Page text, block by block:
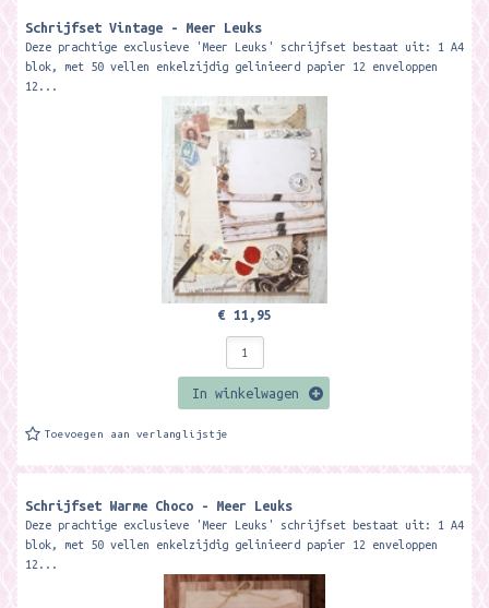
Schrijfset Vintage - Meer Leuks
Deze prachtige exclusieve 'Meer Leuks' schrijfset bestaat uit: 1 A4
blok, met 50 vellen enkelzijdig gelinieerd papier 12 enveloppen
12...
€ 11,95
In winkelwagen
Toevoegen aan verlanglijstje
Schrijfset Warme Choco - Meer Leuks
Deze prachtige exclusieve 'Meer Leuks' schrijfset bestaat uit: 1 A4
blok, met 50 vellen enkelzijdig gelinieerd papier 12 enveloppen
12...